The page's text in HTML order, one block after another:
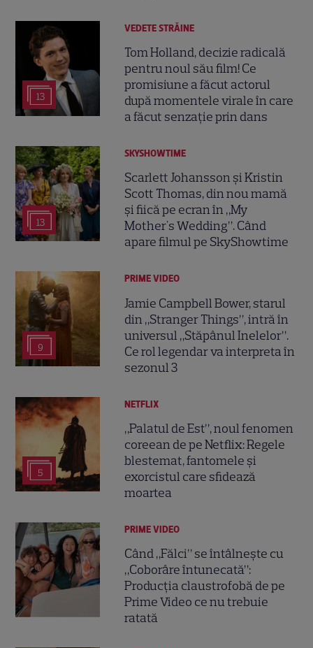
13
VEDETE STRĂINE
Tom Holland, decizie radicală
pentru noul său film! Ce
promisiune a făcut actorul
după momentele virale în care
a făcut senzație prin dans
13
SKYSHOWTIME
Scarlett Johansson și Kristin
Scott Thomas, din nou mamă
și fiică pe ecran în „My
Mother's Wedding”. Când
apare filmul pe SkyShowtime
9
PRIME VIDEO
Jamie Campbell Bower, starul
din „Stranger Things”, intră în
universul „Stăpânul Inelelor”.
Ce rol legendar va interpreta în
sezonul 3
5
NETFLIX
„Palatul de Est”, noul fenomen
coreean de pe Netflix: Regele
blestemat, fantomele și
exorcistul care sfidează
moartea
PRIME VIDEO
Când „Fălci” se întâlnește cu
„Coborâre întunecată”:
Producția claustrofobă de pe
Prime Video ce nu trebuie
ratată